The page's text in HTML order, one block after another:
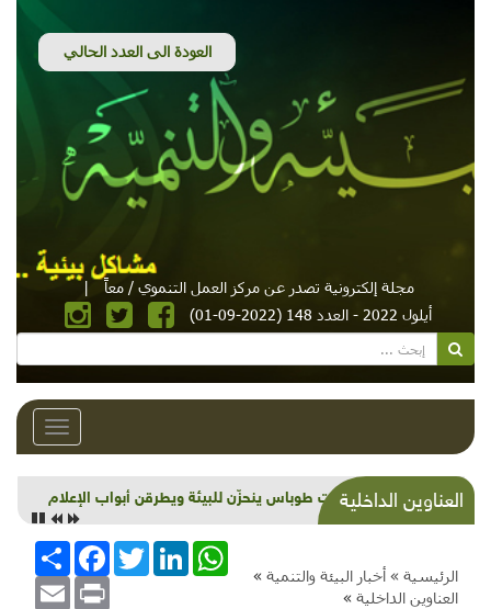
مجلة إلكترونية تصدر عن مركز العمل التنموي / معاً
|
أيلول 2022 - العدد 148 (2022-09-01)
Toggle
العناوين الداخليةمنزل نهال بـ "الخضرة" أحلى من قصور الدنيا
الرئيسية » أخبار البيئة والتنمية »
العناوين الداخلية »
انشر
FacebookTwitterLinkedInWhatsApp
Email Print